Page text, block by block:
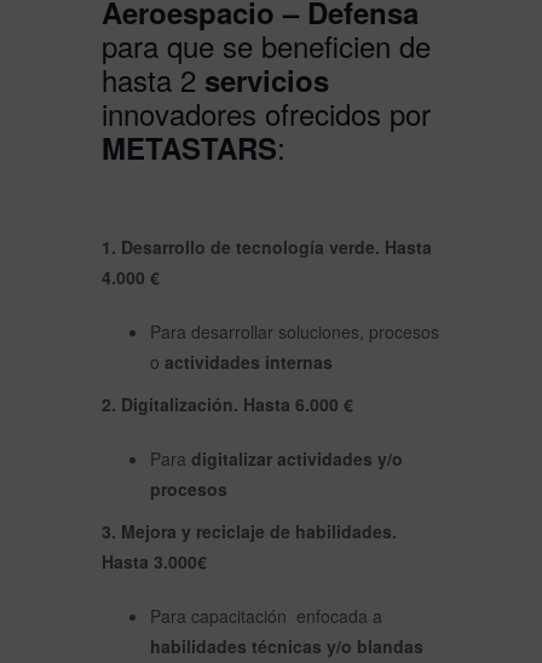
Aeroespacio – Defensa
para que se beneficien de
hasta 2 servicios
innovadores ofrecidos por
METASTARS:
1. Desarrollo de tecnología verde. Hasta
4.000 €
Para desarrollar soluciones, procesos
o actividades internas
2. Digitalización. Hasta 6.000 €
Para digitalizar actividades y/o
procesos
3. Mejora y reciclaje de habilidades.
Hasta 3.000€
Para capacitación enfocada a
habilidades técnicas y/o blandas